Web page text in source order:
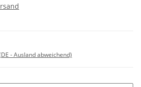
- Ausland abweichend)